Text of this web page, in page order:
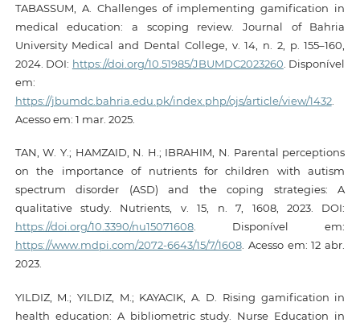
TABASSUM, A. Challenges of implementing gamification in
medical education: a scoping review. Journal of Bahria
University Medical and Dental College, v. 14, n. 2, p. 155–160,
2024. DOI: https://doi.org/10.51985/JBUMDC2023260 . Disponível
em:
https://jbumdc.bahria.edu.pk/index.php/ojs/article/view/1432.
Acesso em: 1 mar. 2025.
TAN, W. Y.; HAMZAID, N. H.; IBRAHIM, N. Parental perceptions
on the importance of nutrients for children with autism
spectrum disorder (ASD) and the coping strategies: A
qualitative study. Nutrients, v. 15, n. 7, 1608, 2023. DOI:
https://doi.org/10.3390/nu15071608. Disponível em:
https://www.mdpi.com/2072-6643/15/7/1608. Acesso em: 12 abr.
2023.
YILDIZ, M.; YILDIZ, M.; KAYACIK, A. D. Rising gamification in
health education: A bibliometric study. Nurse Education in